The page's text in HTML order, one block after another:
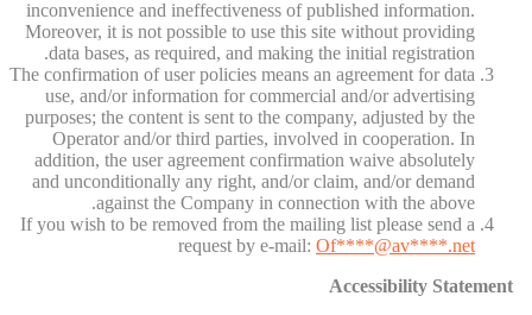
inconvenience and ineffectiveness of published information.
Moreover, it is not possible to use this site without providing
data bases, as required, and making the initial registration.
The confirmation of user policies means an agreement for data
use, and/or information for commercial and/or advertising
purposes; the content is sent to the company, adjusted by the
Operator and/or third parties, involved in cooperation. In
addition, the user agreement confirmation waive absolutely
and unconditionally any right, and/or claim, and/or demand
against the Company in connection with the above.
If you wish to be removed from the mailing list please send a
request by e-mail: Of****@av****.net
Accessibility Statement